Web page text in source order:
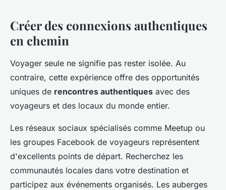
Créer des connexions authentiques
en chemin
Voyager seule ne signifie pas rester isolée. Au
contraire, cette expérience offre des opportunités
uniques de rencontres authentiques avec des
voyageurs et des locaux du monde entier.
Les réseaux sociaux spécialisés comme Meetup ou
les groupes Facebook de voyageurs représentent
d'excellents points de départ. Recherchez les
communautés locales dans votre destination et
participez aux événements organisés. Les auberges